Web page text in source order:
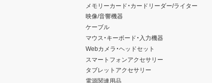
メモリーカード・カードリーダー/ライター
映像/音響機器
ケーブル
マウス・キーボード・入力機器
Webカメラ・ヘッドセット
スマートフォンアクセサリー
タブレットアクセサリー
電源関連用品